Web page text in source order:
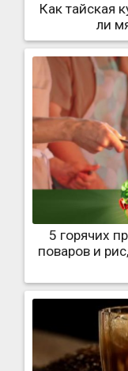
Как тайская
ли
5 горячих
поваров и